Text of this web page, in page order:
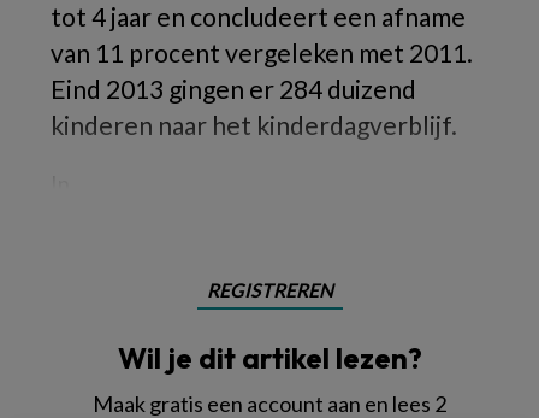
tot 4 jaar en concludeert een afname
van 11 procent vergeleken met 2011.
Eind 2013 gingen er 284 duizend
kinderen naar het kinderdagverblijf.
REGISTREREN
Wil je dit artikel lezen?
Maak gratis een account aan en lees 2